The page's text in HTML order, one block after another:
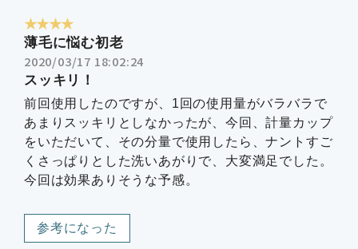
★★★★
薄毛に悩む初老
2020/03/17 18:02:24
スッキリ！
前回使用したのですが、1回の使用量がバラバラで
あまりスッキリとしなかったが、今回、計量カップ
をいただいて、その分量で使用したら、ナントすご
くさっぱりとした洗いあがりで、大変満足でした。
今回は効果ありそうな予感。
参考になった